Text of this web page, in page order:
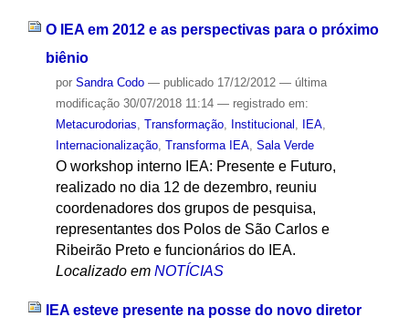
O IEA em 2012 e as perspectivas para o próximo
biênio
por Sandra Codo — publicado17/12/2012 — última
modificação30/07/2018 11:14 — registrado em:
Metacurodorias, Transformação, Institucional , IEA,
Internacionalização, Transforma IEA, Sala Verde
O workshop interno IEA: Presente e Futuro,
realizado no dia 12 de dezembro, reuniu
coordenadores dos grupos de pesquisa,
representantes dos Polos de São Carlos e
Ribeirão Preto e funcionários do IEA.
Localizado em NOTÍCIAS
IEA esteve presente na posse do novo diretor